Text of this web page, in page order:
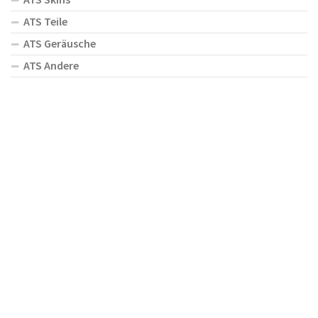
ATS Teile
ATS Geräusche
ATS Andere